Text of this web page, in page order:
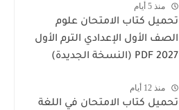
منذ 5 أيام
تحميل كتاب الامتحان علوم
الصف الأول الإعدادي الترم الأول
2027 PDF (النسخة الجديدة)
منذ 12 أيام
تحميل كتاب الامتحان في اللغة